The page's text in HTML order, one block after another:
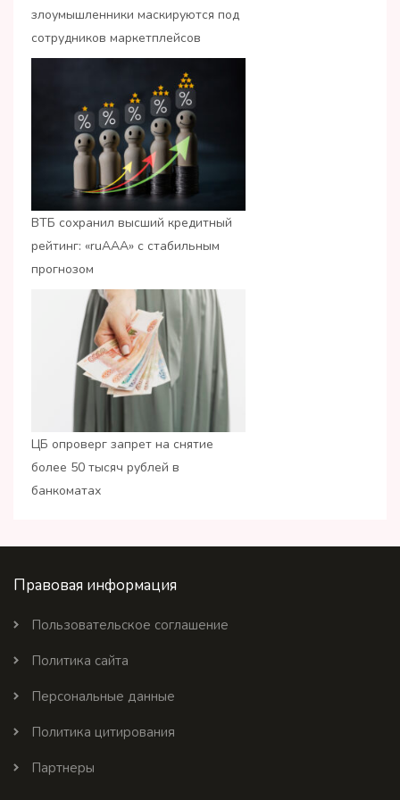
злоумышленники маскируются под
сотрудников маркетплейсов
ВТБ сохранил высший кредитный
рейтинг: «ruАAA» с стабильным
прогнозом
ЦБ опроверг запрет на снятие
более 50 тысяч рублей в
банкоматах
Правовая информация
Пользовательское соглашение
Политика сайта
Персональные данные
Политика цитирования
Партнеры